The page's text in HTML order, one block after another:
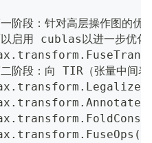
段：针对高层操作图的优
以进一步优化
段：向 TIR（张量中间